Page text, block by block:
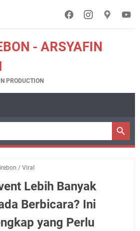
- ARSYAFIN
PRODUCTION
/ Viral
Lebih Banyak
Berbicara? Ini
yang Perlu